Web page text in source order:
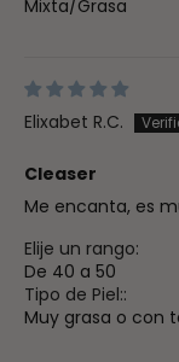
Mixta/Grasa
Elixabet R.C.
Cleaser
Me encanta, es
Elije un rango:
De 40 a 50
Tipo de Piel::
Muy grasa o con